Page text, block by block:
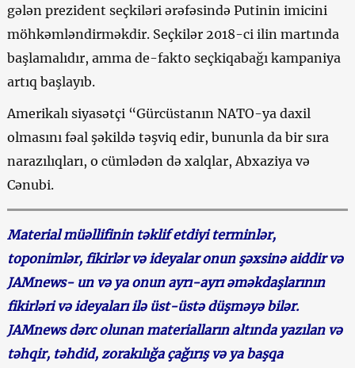
gələn prezident seçkiləri ərəfəsində Putinin imicini
möhkəmləndirməkdir. Seçkilər 2018-ci ilin martında
başlamalıdır, amma de-fakto seçkiqabağı kampaniya
artıq başlayıb.
Amerikalı siyasətçi “Gürcüstanın NATO-ya daxil
olmasını fəal şəkildə təşviq edir, bununla da bir sıra
narazılıqları, o cümlədən də xalqlar, Abxaziya və
Cənubi.
Material müəllifinin təklif etdiyi terminlər,
toponimlər, fikirlər və ideyalar onun şəxsinə aiddir və
JAMnews- un və ya onun ayrı-ayrı əməkdaşlarının
fikirləri və ideyaları ilə üst-üstə düşməyə bilər.
JAMnews dərc olunan materialların altında yazılan və
təhqir, təhdid, zorakılığa çağırış və ya başqa